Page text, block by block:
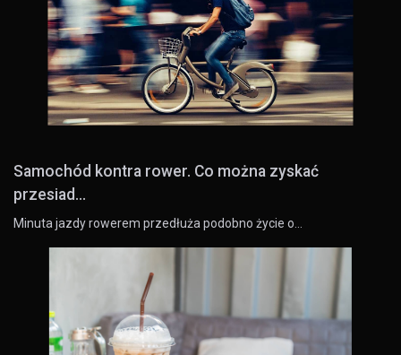
Samochód kontra rower. Co można zyskać
przesiad...
Minuta jazdy rowerem przedłuża podobno życie o…